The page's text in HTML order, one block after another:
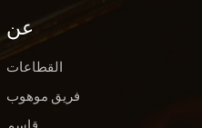
عن
القطاعات
فريق موهوب